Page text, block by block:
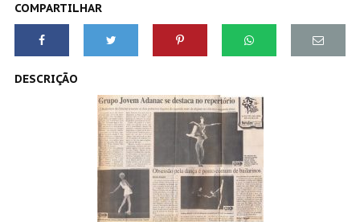
COMPARTILHAR
DESCRIÇÃO